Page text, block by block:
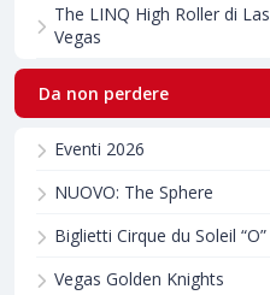
The LINQ High Roller di Las
Vegas
Da non perdere
Eventi 2026
NUOVO: The Sphere
Biglietti Cirque du Soleil “O”
Vegas Golden Knights